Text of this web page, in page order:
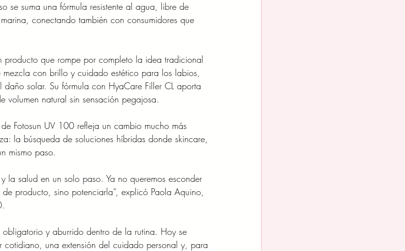
se suma una fórmula resistente al agua, libre de
conectando también con consumidores que
producto que rompe por completo la idea tradicional
con brillo y cuidado estético para los labios,
solar. Su fórmula con HyaCare Filler CL aporta
volumen natural sin sensación pegajosa.
Fotosun UV 100 refleja un cambio mucho más
la búsqueda de soluciones híbridas donde skincare,
mismo paso.
la salud en un solo paso. Ya no queremos esconder
producto, sino potenciarla”, explicó Paola Aquino,
y aburrido dentro de la rutina. Hoy se
cotidiano, una extensión del cuidado personal y, para